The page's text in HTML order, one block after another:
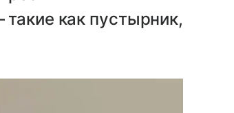
как пустырник,